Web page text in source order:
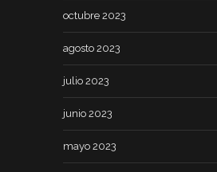
octubre 2023
agosto 2023
julio 2023
junio 2023
mayo 2023